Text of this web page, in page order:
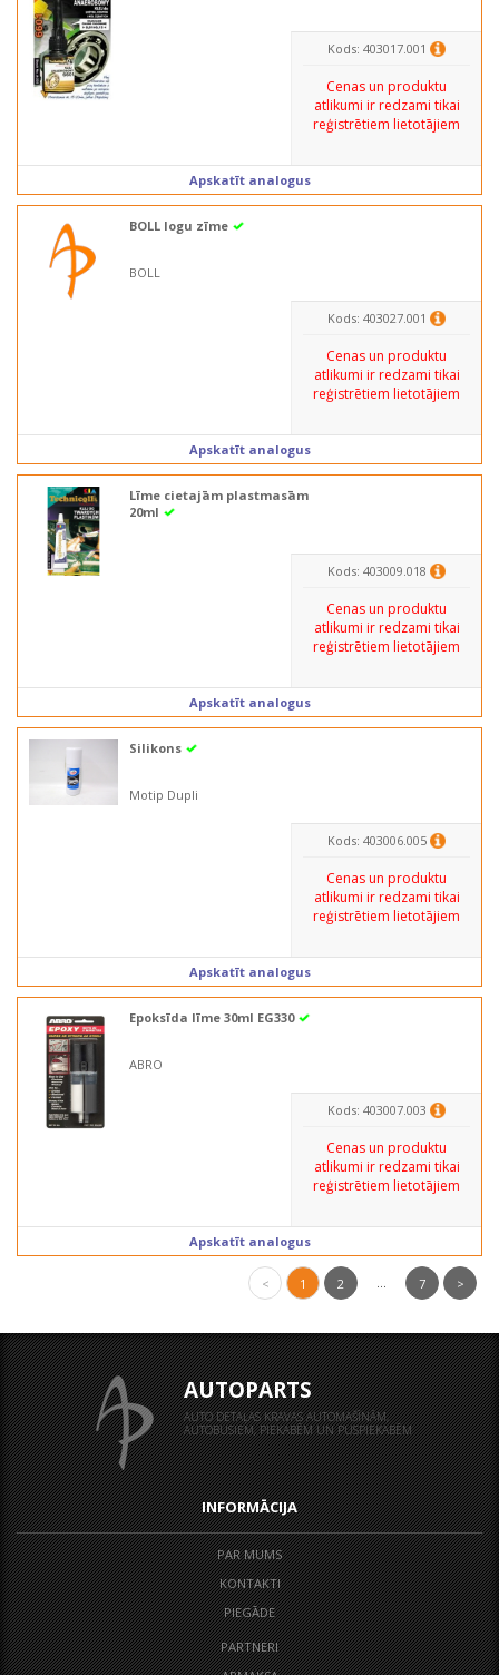
Kods: 403017.001
Cenas un produktu
atlikumi ir redzami tikai
reģistrētiem lietotājiem
Apskatīt analogus
BOLL logu zīme
BOLL
Kods: 403027.001
Cenas un produktu
atlikumi ir redzami tikai
reģistrētiem lietotājiem
Apskatīt analogus
Līme cietajām plastmasām
20ml
Kods: 403009.018
Cenas un produktu
atlikumi ir redzami tikai
reģistrētiem lietotājiem
Apskatīt analogus
Silikons
Motip Dupli
Kods: 403006.005
Cenas un produktu
atlikumi ir redzami tikai
reģistrētiem lietotājiem
Apskatīt analogus
Epoksīda līme 30ml EG330
ABRO
Kods: 403007.003
Cenas un produktu
atlikumi ir redzami tikai
reģistrētiem lietotājiem
Apskatīt analogus
< 1 2 7 >
AUTOPARTS
AUTO DETAĻAS KRAVAS AUTOMAŠĪNĀM,
AUTOBUSIEM, PIEKABĒM UN PUSPIEKABĒM
INFORMĀCIJA
PAR MUMS
KONTAKTI
PIEGĀDE
PARTNERI